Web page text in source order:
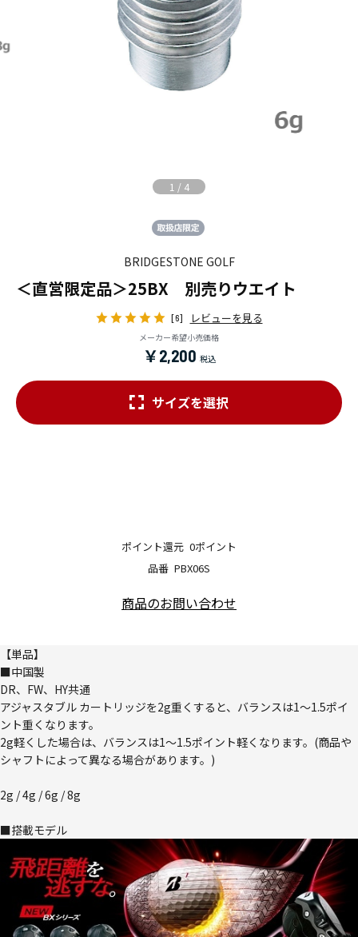
1 / 4
BRIDGESTONE GOLF
＜直営限定品＞25BX 別売りウエイト
[6] レビューを見る
メーカー希望小売価格
￥2,200
品番 PBX06S
ポイント還元 0ポイント
サイズを選択
商品のお問い合わせ
【単品】
■中国製
DR、FW、HY共通
アジャスタブル カートリッジを2g重くすると、バランスは1～1.5ポイ
ント重くなります。
2g軽くした場合は、バランスは1～1.5ポイント軽くなります。(商品や
シャフトによって異なる場合があります。)
2g / 4g / 6g / 8g
■搭載モデル